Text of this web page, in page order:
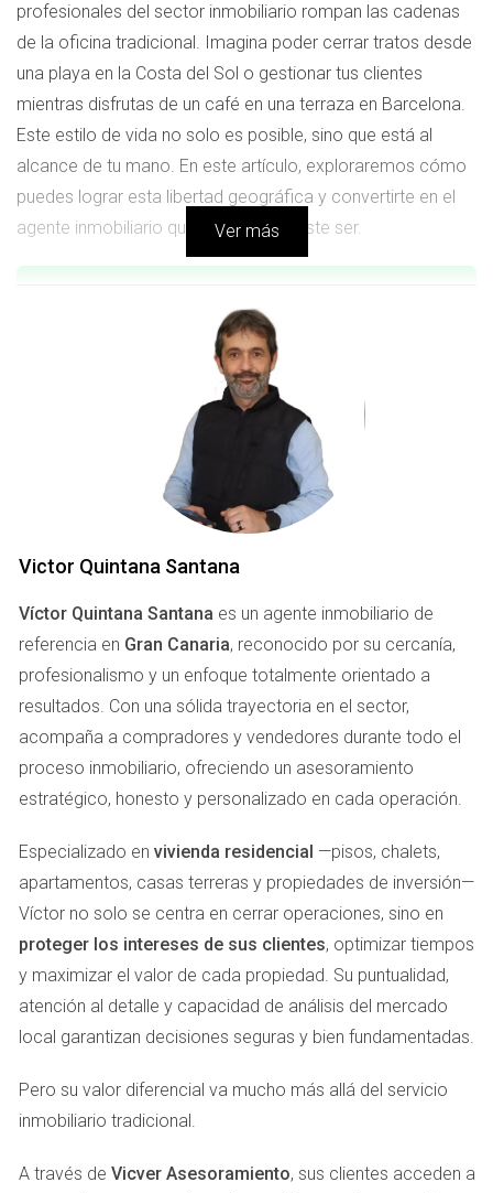
profesionales del sector inmobiliario rompan las cadenas
de la oficina tradicional. Imagina poder cerrar tratos desde
una playa en la Costa del Sol o gestionar tus clientes
mientras disfrutas de un café en una terraza en Barcelona.
Este estilo de vida no solo es posible, sino que está al
alcance de tu mano. En este artículo, exploraremos cómo
puedes lograr esta libertad geográfica y convertirte en el
agente inmobiliario que siempre soñaste ser.
Significa un modelo distinto.
Caso de Éxito 1: La Agente Nómada
Conoce a Laura, una agente inmobiliaria que decidió dejar
atrás su vida en Madrid para convertirse en nómada digital.
Con su laptop y conexión a internet, ha viajado por varias
ciudades de España mientras sigue gestionando su cartera
de propiedades. Laura utiliza plataformas digitales para
mostrar casas y realizar visitas virtuales, lo que le permite
historia nos enseña que con las herramientas adecuadas,
es posible mantener un negocio exitoso mientras se
exploran nuevos horizontes.
"La libertad geográfica me ha permitido
redescubrir mi pasión por el trabajo y la vida." -
Laura
Lecciones Aprendidas
La importancia de contar con tecnología adecuada.
La necesidad de establecer una rutina flexible.
Cómo construir relaciones sólidas con los clientes a
distancia.
Caso de Éxito 2: El Agente Digital
completamente el enfoque digital en su negocio. Con un
sitio web optimizado y una fuerte presencia en redes
Ver más
Victor Quintana Santana
Víctor Quintana Santana es un agente inmobiliario de
referencia en Gran Canaria, reconocido por su cercanía,
profesionalismo y un enfoque totalmente orientado a
resultados. Con una sólida trayectoria en el sector,
acompaña a compradores y vendedores durante todo el
proceso inmobiliario, ofreciendo un asesoramiento
estratégico, honesto y personalizado en cada operación.
Especializado en vivienda residencial —pisos, chalets,
apartamentos, casas terreras y propiedades de inversión—
Víctor no solo se centra en cerrar operaciones, sino en
proteger los intereses de sus clientes, optimizar tiempos
y maximizar el valor de cada propiedad. Su puntualidad,
atención al detalle y capacidad de análisis del mercado
local garantizan decisiones seguras y bien fundamentadas.
Pero su valor diferencial va mucho más allá del servicio
inmobiliario tradicional.
A través de Vicver Asesoramiento, sus clientes acceden a